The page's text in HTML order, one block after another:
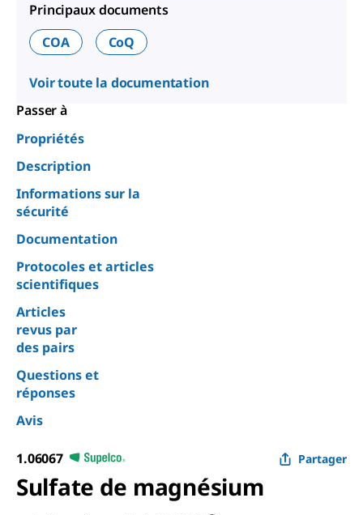
Principaux documents
COA
CoQ
Voir toute la documentation
Passer à
Propriétés
Description
Informations sur la
sécurité
Documentation
Protocoles et articles
scientifiques
Articles
revus par
des pairs
Questions et
réponses
Avis
1.06067 Partager
Sulfate de magnésium